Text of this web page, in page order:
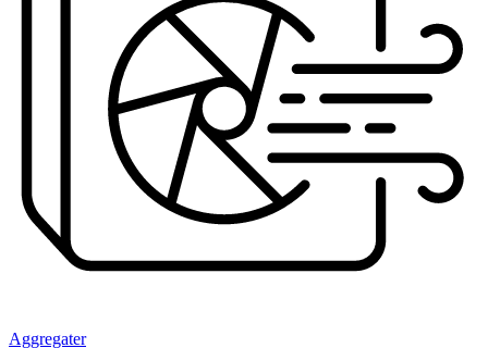
Aggregater